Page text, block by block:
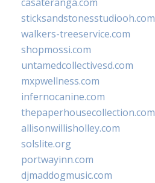
sticksandstonesstudiooh.com
walkers-treeservice.com
shopmossi.com
untamedcollectivesd.com
mxpwellness.com
infernocanine.com
thepaperhousecollection.com
allisonwillisholley.com
solslite.org
portwayinn.com
djmaddogmusic.com